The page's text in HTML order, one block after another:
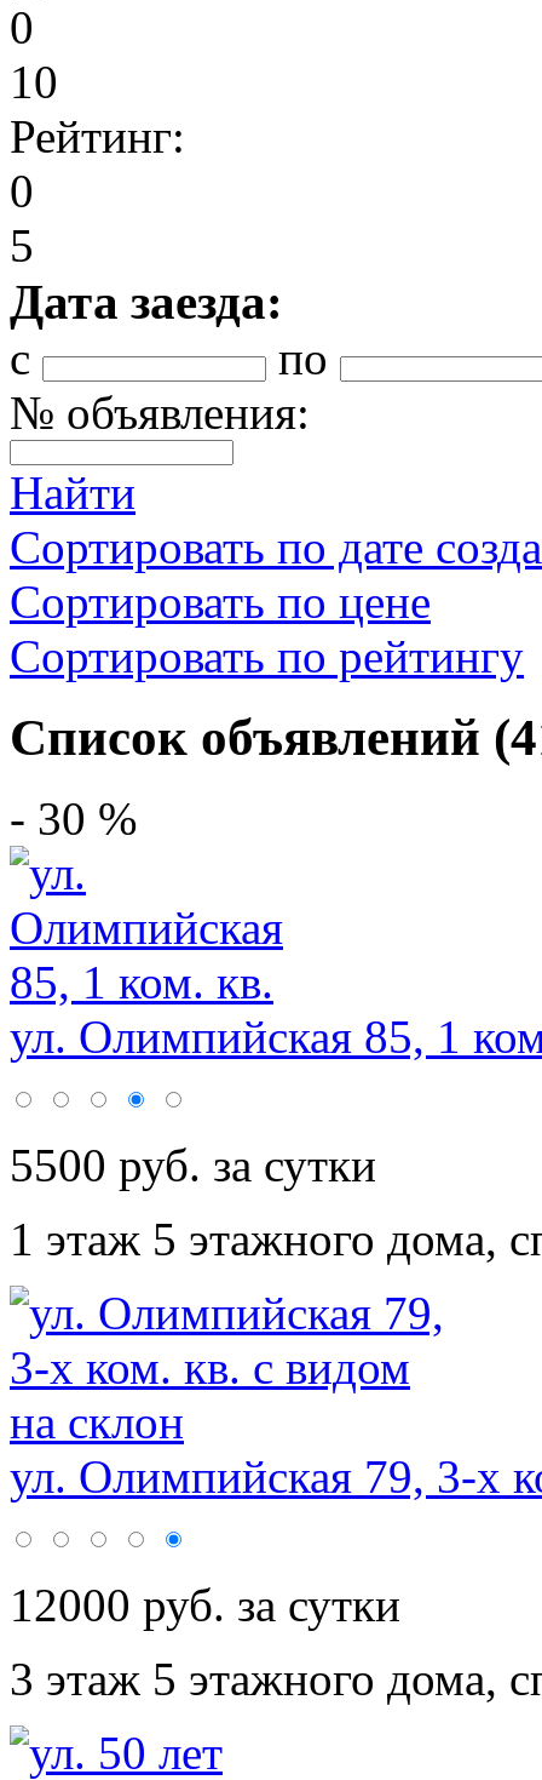
0
10
Рейтинг:
0
5
Дата заезда:
с
по
№ объявления:
Найти
Сортировать по дате
Сортировать по цене
Сортировать по рейтингу
Список объявлений
- 30 %
ул. Олимпийская 85, 1
5500 руб. за сутки
1 этаж 5 этажного дома,
ул. Олимпийская 79, 3-х
12000 руб. за сутки
3 этаж 5 этажного дома,